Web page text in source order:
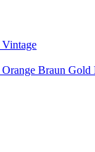
Vintage
Orange Braun Gold